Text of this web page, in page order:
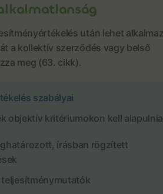
után lehet
a kollektív szerződés vagy belső
meg (63. cikk).
szabályai
objektív kritériumokon kell
írásban rögzített